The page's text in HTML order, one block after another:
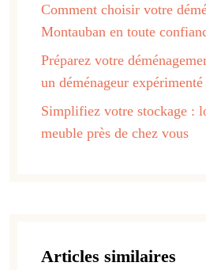
Comment choisir votre
Montauban en toute
Préparez votre
un déménageur expérimenté
Simplifiez votre stockage :
meuble près de chez vous
Articles similaires